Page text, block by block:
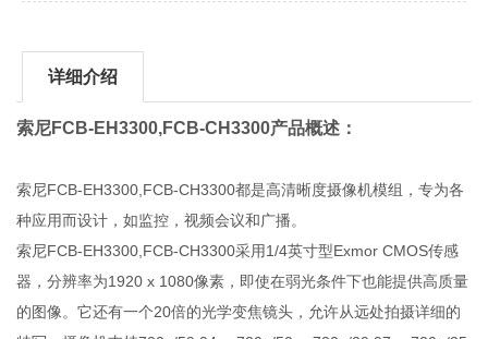
详细介绍
索尼FCB-EH3300,FCB-CH3300产品概述：
索尼FCB-EH3300,FCB-CH3300都是高清晰度摄像机模组，专为各
种应用而设计，如监控，视频会议和广播。
索尼FCB-EH3300,FCB-CH3300采用1/4英寸型Exmor CMOS传感
器，分辨率为1920 x 1080像素，即使在弱光条件下也能提供高质量
的图像。它还有一个20倍的光学变焦镜头，允许从远处拍摄详细的